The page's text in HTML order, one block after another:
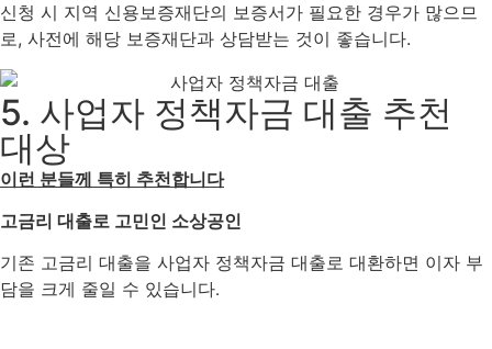
신청 시 지역 신용보증재단의 보증서가 필요한 경우가 많으므
로, 사전에 해당 보증재단과 상담받는 것이 좋습니다.
5. 사업자 정책자금 대출 추천
대상
이런 분들께 특히 추천합니다
고금리 대출로 고민인 소상공인
기존 고금리 대출을 사업자 정책자금 대출로 대환하면 이자 부
담을 크게 줄일 수 있습니다.